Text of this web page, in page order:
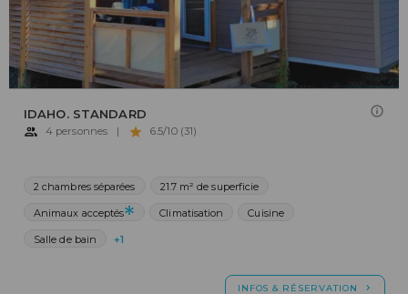
IDAHO. STANDARD
4 personnes | 6.5/10 (31)
2 chambres séparées 21.7 m² de superficie
Animaux acceptés Climatisation Cuisine
Salle de bain +1
INFOS & RÉSERVATION